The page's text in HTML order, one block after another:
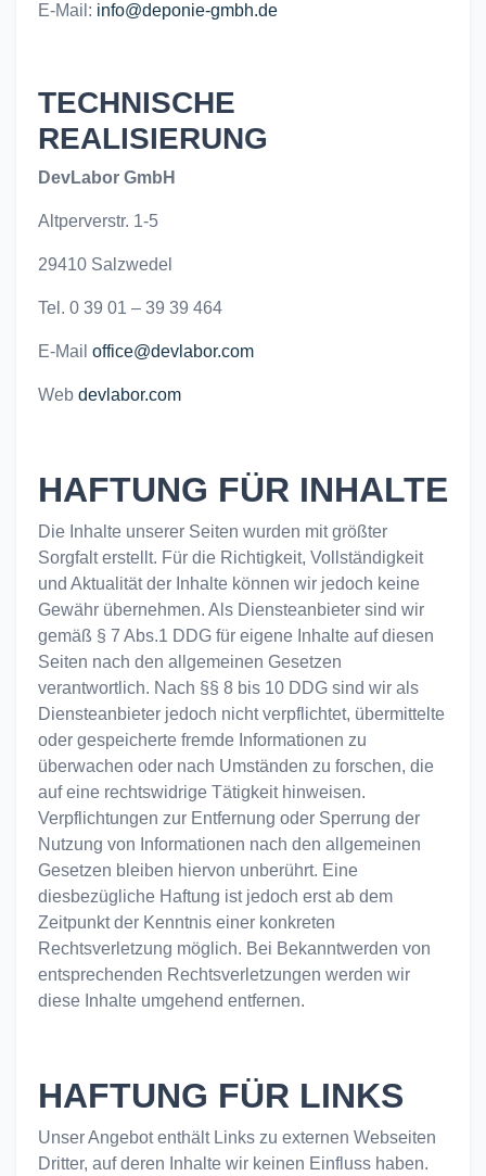
E-Mail: info@deponie-gmbh.de
TECHNISCHE
REALISIERUNG
DevLabor GmbH
Altperverstr. 1-5
29410 Salzwedel
Tel. 0 39 01 – 39 39 464
E-Mail office@devlabor.com
Web devlabor.com
HAFTUNG FÜR INHALTE
Die Inhalte unserer Seiten wurden mit größter
Sorgfalt erstellt. Für die Richtigkeit, Vollständigkeit
und Aktualität der Inhalte können wir jedoch keine
Gewähr übernehmen. Als Diensteanbieter sind wir
gemäß § 7 Abs.1 DDG für eigene Inhalte auf diesen
Seiten nach den allgemeinen Gesetzen
verantwortlich. Nach §§ 8 bis 10 DDG sind wir als
Diensteanbieter jedoch nicht verpflichtet, übermittelte
oder gespeicherte fremde Informationen zu
überwachen oder nach Umständen zu forschen, die
auf eine rechtswidrige Tätigkeit hinweisen.
Verpflichtungen zur Entfernung oder Sperrung der
Nutzung von Informationen nach den allgemeinen
Gesetzen bleiben hiervon unberührt. Eine
diesbezügliche Haftung ist jedoch erst ab dem
Zeitpunkt der Kenntnis einer konkreten
Rechtsverletzung möglich. Bei Bekanntwerden von
entsprechenden Rechtsverletzungen werden wir
diese Inhalte umgehend entfernen.
HAFTUNG FÜR LINKS
Unser Angebot enthält Links zu externen Webseiten
Dritter, auf deren Inhalte wir keinen Einfluss haben.